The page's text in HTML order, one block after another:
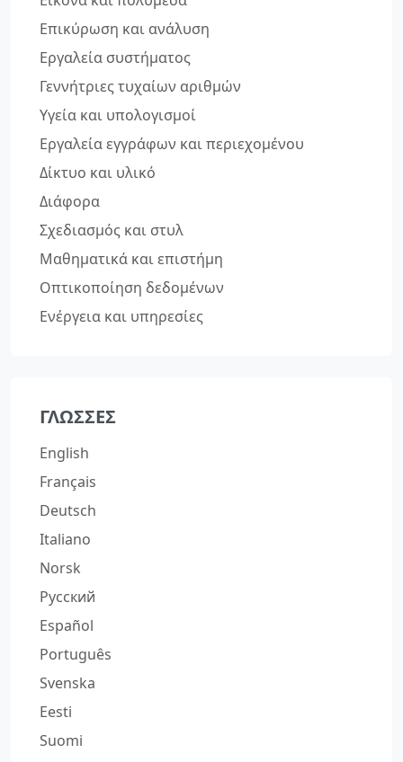
Επικύρωση και ανάλυση
Εργαλεία συστήματος
Γεννήτριες τυχαίων αριθμών
Υγεία και υπολογισμοί
Εργαλεία εγγράφων και περιεχομένου
Δίκτυο και υλικό
Διάφορα
Σχεδιασμός και στυλ
Μαθηματικά και επιστήμη
Οπτικοποίηση δεδομένων
Ενέργεια και υπηρεσίες
ΓΛΏΣΣΕΣ
English
Français
Deutsch
Italiano
Norsk
Русский
Español
Português
Svenska
Eesti
Suomi